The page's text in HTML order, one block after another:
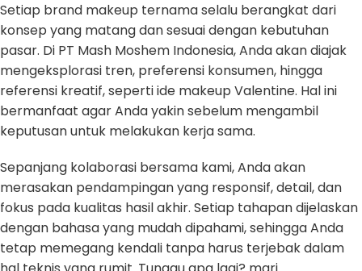
Setiap brand makeup ternama selalu berangkat dari
konsep yang matang dan sesuai dengan kebutuhan
pasar. Di PT Mash Moshem Indonesia, Anda akan diajak
mengeksplorasi tren, preferensi konsumen, hingga
referensi kreatif, seperti ide makeup Valentine. Hal ini
bermanfaat agar Anda yakin sebelum mengambil
keputusan untuk melakukan kerja sama.
Sepanjang kolaborasi bersama kami, Anda akan
merasakan pendampingan yang responsif, detail, dan
fokus pada kualitas hasil akhir. Setiap tahapan dijelaskan
dengan bahasa yang mudah dipahami, sehingga Anda
tetap memegang kendali tanpa harus terjebak dalam